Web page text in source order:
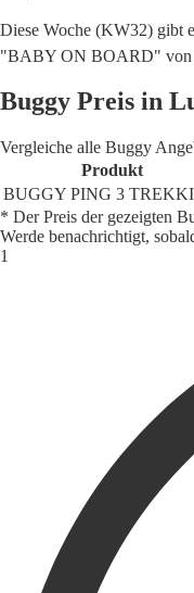
Diese Woche (KW32) gibt
"BABY ON BOARD" von
Buggy Preis in
Vergleiche alle Buggy
Produkt
BUGGY PING 3
* Der Preis der gezeigten
Werde benachrichtigt,